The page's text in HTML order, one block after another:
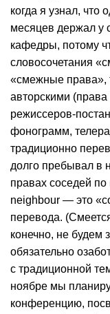
когда я узнал, что
месяцев держал у
кафедры, потому
словосочетания
«смежные права»,
авторскими (права
режиссеров-
фонограмм,
традиционно
долго пребывал в
правах соседей по
neighbour — это
перевода.
конечно, не будем
обязательно
с традиционной
ноябре мы
конференцию,